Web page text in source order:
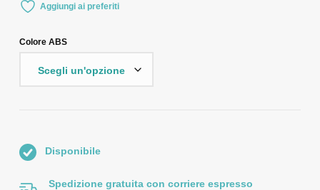
Aggiungi ai preferiti
Colore ABS
Disponibile
Spedizione gratuita con corriere espresso